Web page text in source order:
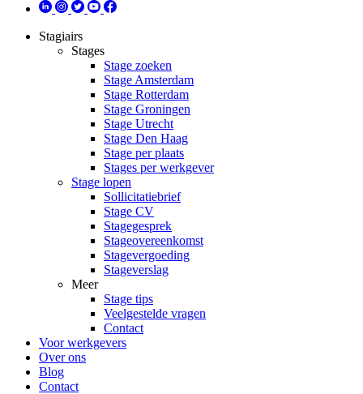
Stagiairs
Stages
Stage zoeken
Stage Amsterdam
Stage Rotterdam
Stage Groningen
Stage Utrecht
Stage Den Haag
Stage per plaats
Stages per werkgever
Stage lopen
Sollicitatiebrief
Stage CV
Stagegesprek
Stageovereenkomst
Stagevergoeding
Stageverslag
Meer
Stage tips
Veelgestelde vragen
Contact
Voor werkgevers
Over ons
Blog
Contact